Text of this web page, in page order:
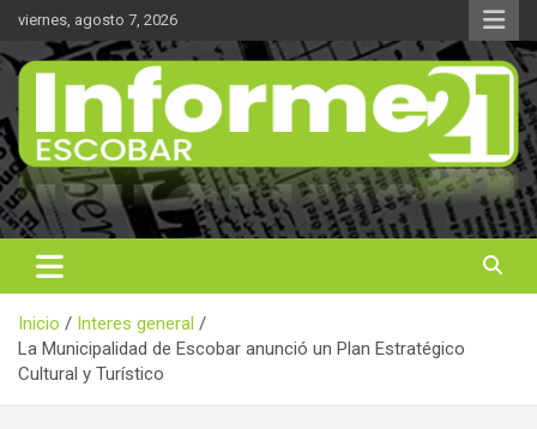
Saltar
contenido
viernes, agosto 7, 2026
Informe 21
Noticas reales
Inicio
Interes general
La Municipalidad de Escobar anunció un Plan Estratégico
Cultural y Turístico